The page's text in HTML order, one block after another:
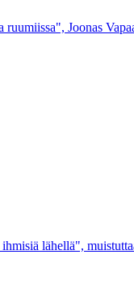
Joonas
lähellä",